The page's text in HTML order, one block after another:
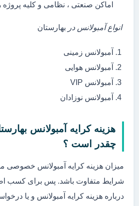
اماکن صنعتی ، نظامی و کلیه
انواع آمبولانس در بهارستان
آمبولانس زمینی
آمبولانس هوایی
آمبولانس VIP
آمبولانس نوزادان
هزینه کرایه آمبولانس
چقدر است ؟
میزان هزینه کرایه آمبولانس خصوصی
شرایط متفاوت باشد. پس برای کسب
درباره هزینه کرایه آمبولانس و یا